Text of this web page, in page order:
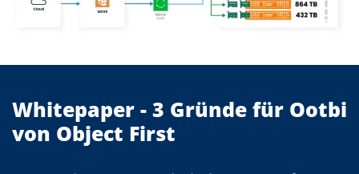
Whitepaper - 3 Gründe für Ootbi
von Object First